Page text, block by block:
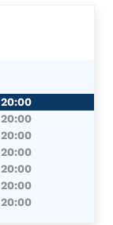
20:00
20:00
20:00
20:00
20:00
20:00
20:00